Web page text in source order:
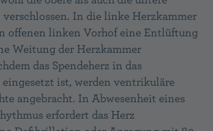
In die linke Herzkammer
offenen linken Vorhof eine Entlüftung
Weitung der Herzkammer
das Spendeherz in das
eingesetzt ist, werden ventrikuläre
angebracht. In Abwesenheit eines
erfordert das Herz